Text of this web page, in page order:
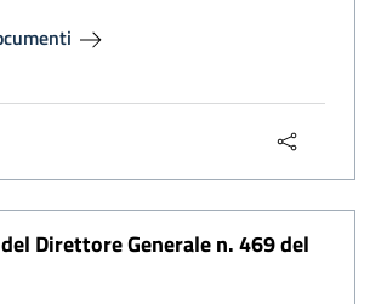
Direttore Generale n. 469 del